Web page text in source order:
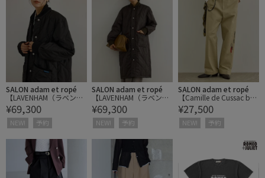
SALON adam et ropé
【LAVENHAM（ラベンハ
ム） for SALON】LONGLI
NE BOMBER キルティン
グロングコート / 軽量
¥69,300
NEW! 予約
SALON adam et ropé
【LAVENHAM（ラベンハ
ム） for SALON】LONGLI
NE BOMBER キルティン
グロングコート / 軽量
¥69,300
NEW! 予約
SALON adam et ropé
【Camille de Cussac by
SALON】アートプリント
トラウザーズパンツ / セ
ットアップ対応
¥27,500
NEW! 予約